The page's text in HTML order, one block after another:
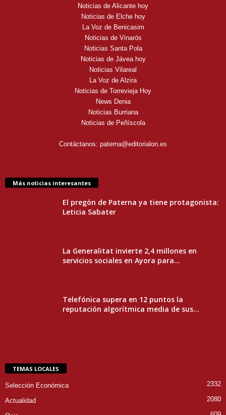
Noticias de Alicante hoy
Noticias de Elche hoy
La Voz de Benicasim
Noticias de Vinaròs
Noticias Santa Pola
Noticias de Jávea hoy
Noticias Vilareal
La Voz de Alzira
Noticias de Torrevieja Hoy
News Denia
Noticias Burriana
Noticias de Peñíscola
Contáctanos: paterna@editorialon.es
Más noticias interesantes
El pregón de Paterna ya tiene protagonista:
Leticia Sabater
La Generalitat invierte 2,4 millones en
servicios sociales en Ayora para...
Telefónica supera en 12 puntos la
reputación algorítmica media de sus...
TEMAS LOCALES
Selección Económica 2332
Actualidad 2080